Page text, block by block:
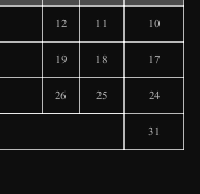
10
11
12
17
18
19
24
25
26
31